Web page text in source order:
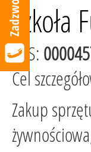
Szkoła
KRS:
Cel
Zakup